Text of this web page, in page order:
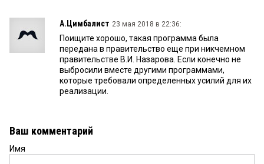
А.Цимбалист 23 мая 2018 в 22:36:
Поищите хорошо, такая программа была
передана в правительство еще при никчемном
правительстве В.И. Назарова. Если конечно не
выбросили вместе другими программами,
которые требовали определенных усилий для их
реализации.
Ваш комментарий
Имя